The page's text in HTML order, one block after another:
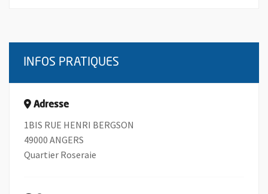
INFOS PRATIQUES
Adresse
1BIS RUE HENRI BERGSON
49000 ANGERS
Quartier Roseraie